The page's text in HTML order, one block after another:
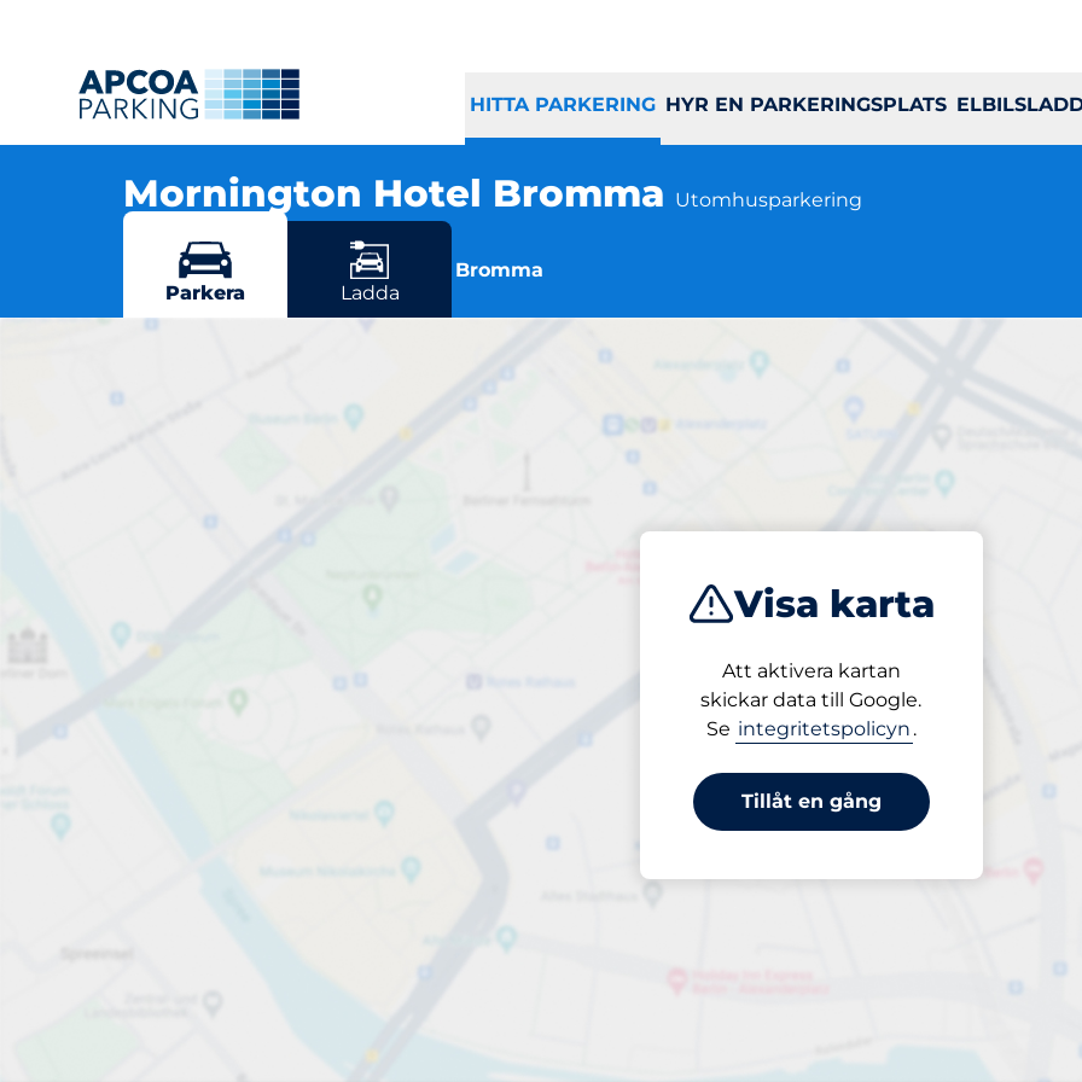
HITTA PARKERING HYR EN PARKERINGSPLATS
Mornington Hotel Bromma Utomhusparkering
Flera parkeringsmöjligheter i Bromma
Visa karta
Att aktivera kartan
skickar data till Google.
Se integritetspolicyn .
Tillåt en gång
Parkera Ladda
Mornington Hotel
Öppet nu
från 20,00 kr
Priser och betalning